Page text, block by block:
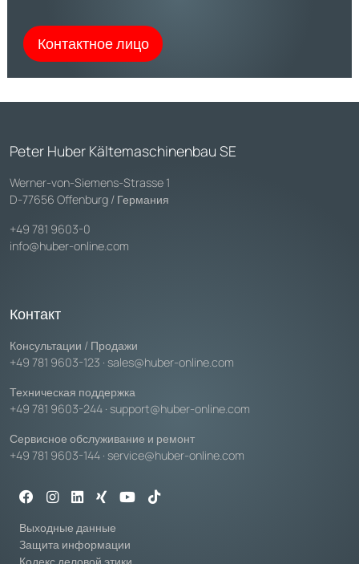
Контактное лицо
Peter Huber Kältemaschinenbau SE
Werner-von-Siemens-Strasse 1
D-77656 Offenburg / Германия
+49 781 9603-0
info@huber-online.com
Контакт
Консультации / Продажи
+49 781 9603-123 · sales@huber-online.com
Техническая поддержка
+49 781 9603-244 · support@huber-online.com
Сервисное обслуживание и ремонт
+49 781 9603-144 · service@huber-online.com
Выходные данные
Защита информации